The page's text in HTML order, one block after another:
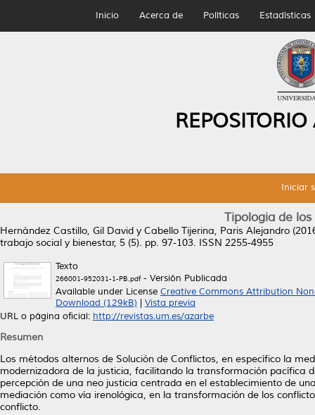
Inicio Acerca de Políticas Estadísticas
Iniciar
Tipologia de
Hernández Castillo, Gil David y Cabello Tijerina, Paris Alejandro
trabajo social y bienestar, 5 (5). pp. 97-103. ISSN 2255-4955
Texto
266001-952031-1-PB.pdf- Versión Publicada
Available under License Creative Commons Attribution
Download (129kB)
Vista previa
URL o página oficial: http://revistas.um.es/azarbe
Resumen
Los métodos alternos de Solución de Conflictos, en específico la
modernizadora de la justicia, facilitando la transformación pacífica
percepción de una neo justicia centrada en el establecimiento de
mediación como vía irenológica, en la transformación de los
conflicto.